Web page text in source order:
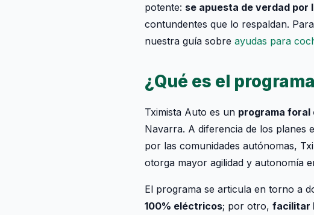
potente: se apuesta de verdad por
contundentes que lo respaldan.
nuestra guía sobre ayudas para
¿Qué es el
Tximista Auto es un programa foral
Navarra. A diferencia de los planes
por las comunidades autónomas,
otorga mayor agilidad y autonomía
El programa se articula en torno a
100% eléctricos; por otro, facilitar